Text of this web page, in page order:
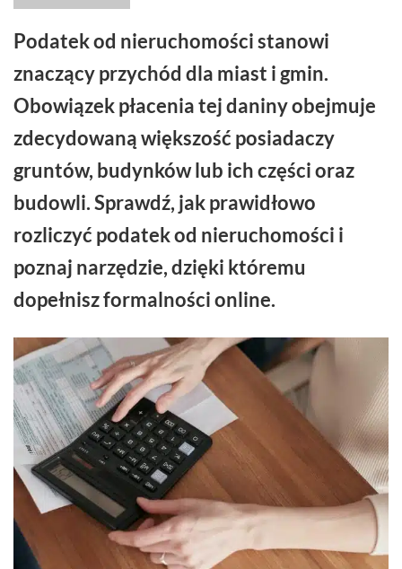
Podatek od nieruchomości stanowi
znaczący przychód dla miast i gmin.
Obowiązek płacenia tej daniny obejmuje
zdecydowaną większość posiadaczy
gruntów, budynków lub ich części oraz
budowli. Sprawdź, jak prawidłowo
rozliczyć podatek od nieruchomości i
poznaj narzędzie, dzięki któremu
dopełnisz formalności online.